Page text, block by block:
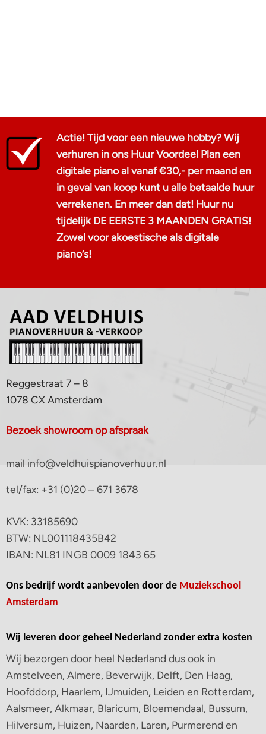
Actie! Tijd voor een nieuwe hobby? Wij
verhuren in ons Huur Voordeel Plan een
digitale piano al vanaf €30,- per maand en
in geval van koop kunt u alle betaalde huur
verrekenen. En meer dan dat! Huur nu
tijdelijk DE EERSTE 3 MAANDEN GRATIS!
Zowel voor akoestische als digitale
piano‘s!
Reggestraat 7 – 8
1078 CX Amsterdam
Bezoek showroom op afspraak
mail info@veldhuispianoverhuur.nl
tel/fax: +31 (0)20 – 671 3678
KVK: 33185690
BTW: NL001118435B42
IBAN: NL81 INGB 0009 1843 65
Ons bedrijf wordt aanbevolen door de Muziekschool
Amsterdam
Wij leveren door geheel Nederland zonder extra kosten
Wij bezorgen door heel Nederland dus ook in
Amstelveen, Almere, Beverwijk, Delft, Den Haag,
Hoofddorp, Haarlem, IJmuiden, Leiden en Rotterdam,
Aalsmeer, Alkmaar, Blaricum, Bloemendaal, Bussum,
Hilversum, Huizen, Naarden, Laren, Purmerend en